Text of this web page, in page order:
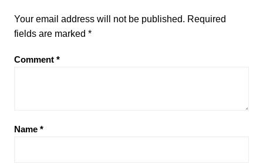
Your email address will not be published. Required
fields are marked *
Comment *
Name *